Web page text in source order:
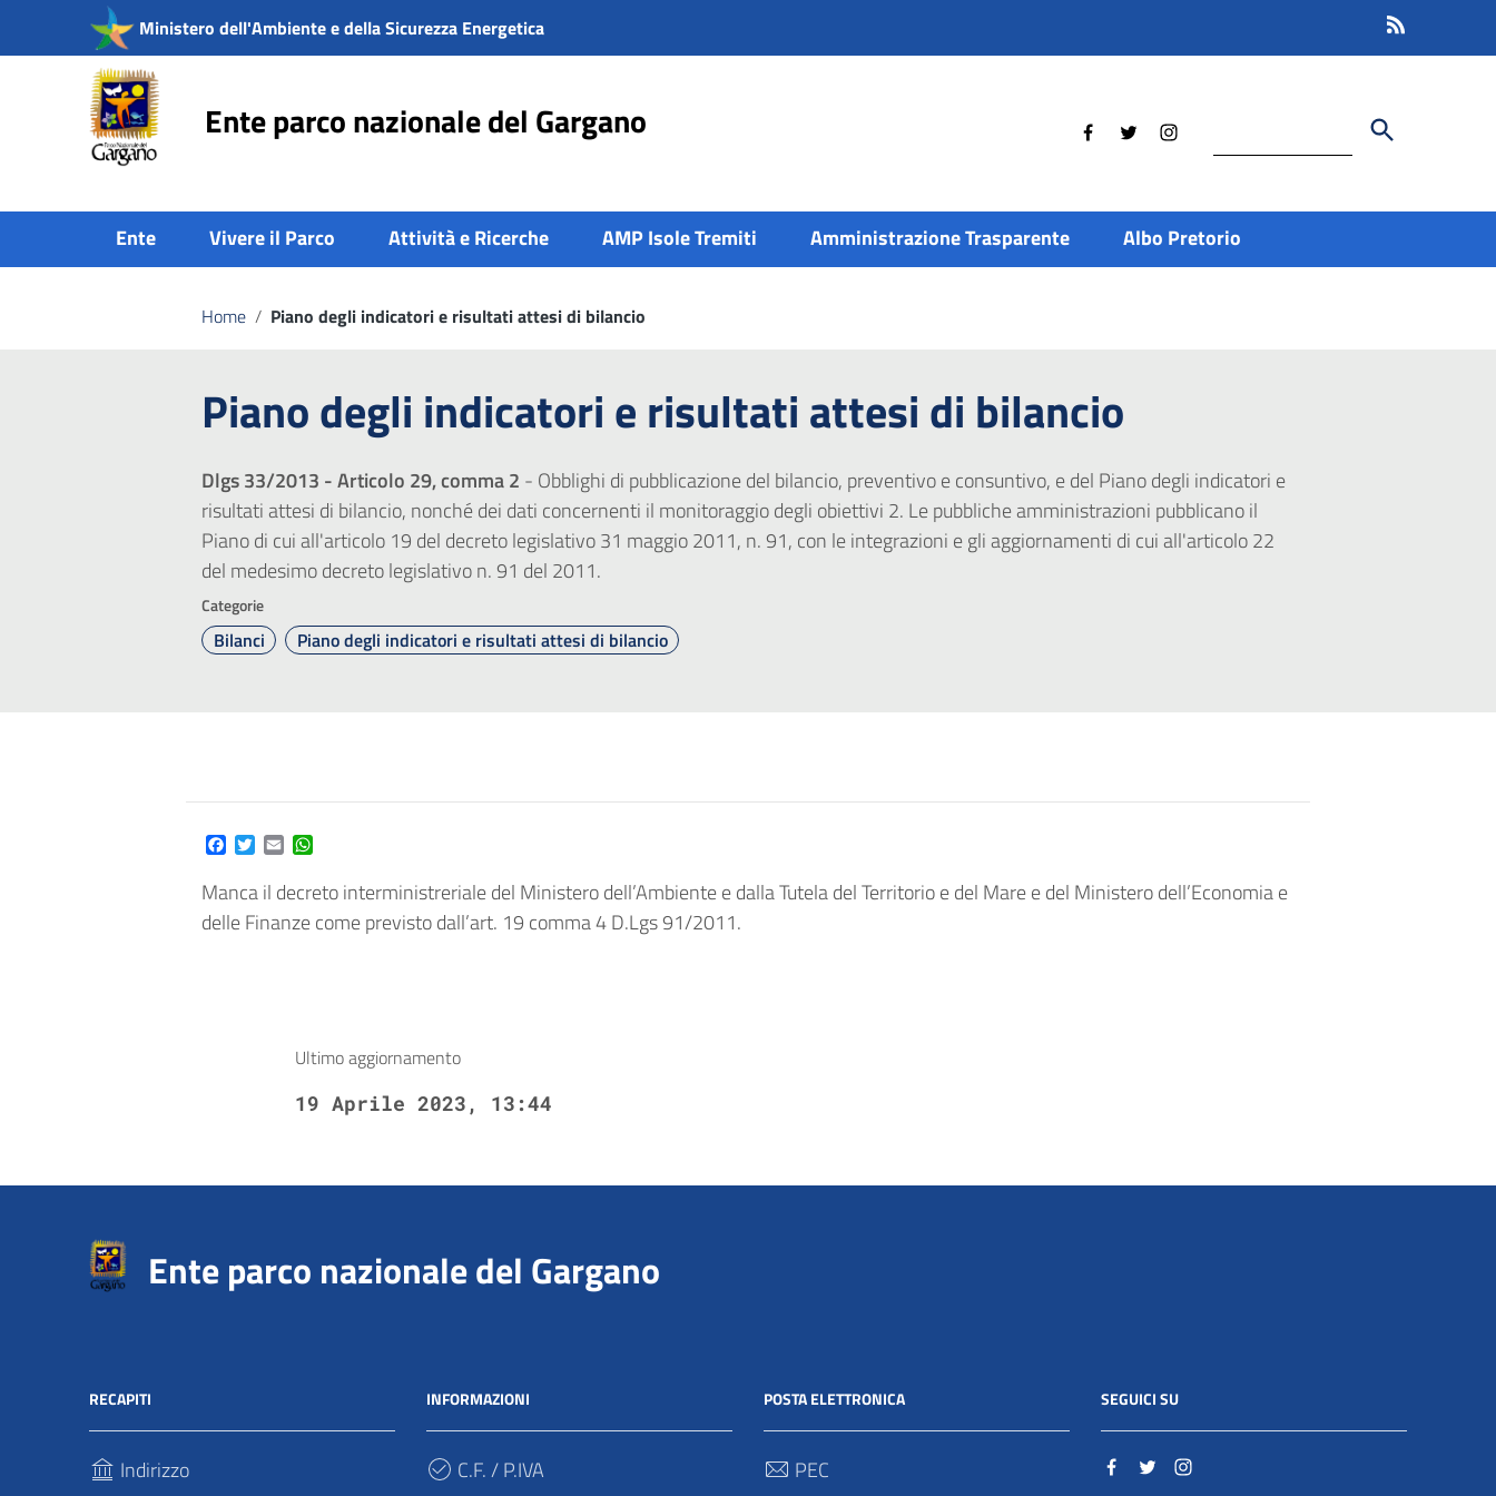
Vai ai contenuti
Vai al menu di navigazione
Vai al footer
Ministero dell'Ambiente e della Sicurezza Energetica
Ente parco nazionale del Gargano Cerca
Ente Vivere il Parco Attività e Ricerche AMP Isole Tremiti Amministrazione Trasparente Albo Pretorio
Home / Piano degli indicatori e risultati attesi di bilancio
Piano degli indicatori e risultati attesi di bilancio
Dlgs 33/2013 - Articolo 29, comma 2 - Obblighi di pubblicazione del bilancio, preventivo e consuntivo, e del Piano degli indicatori e
risultati attesi di bilancio, nonché dei dati concernenti il monitoraggio degli obiettivi 2. Le pubbliche amministrazioni pubblicano il
Piano di cui all'articolo 19 del decreto legislativo 31 maggio 2011, n. 91, con le integrazioni e gli aggiornamenti di cui all'articolo 22
del medesimo decreto legislativo n. 91 del 2011.
Categorie
Bilanci Piano degli indicatori e risultati attesi di bilancio
Facebook
Twitter
Email
Manca il decreto interministreriale del Ministero dell’Ambiente e dalla Tutela del Territorio e del Mare e del Ministero dell’Economia e
delle Finanze come previsto dall’art. 19 comma 4 D.Lgs 91/2011.
Ultimo aggiornamento
19 Aprile 2023, 13:44
Ente parco nazionale del Gargano
RECAPITI
Indirizzo
INFORMAZIONI
C.F. / P.IVA
POSTA ELETTRONICA
PEC
SEGUICI SU